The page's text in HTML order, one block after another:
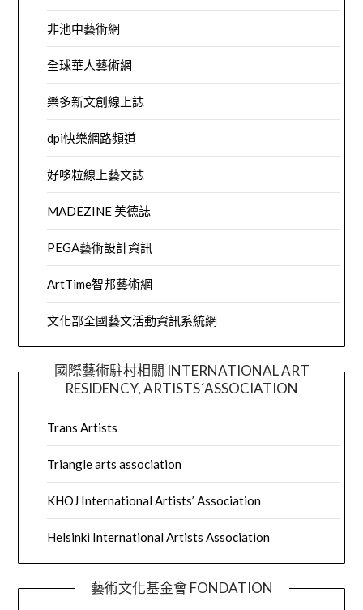
非池中藝術網
全球華人藝術網
樂多新文創線上誌
dpi快樂網路頻道
好哆粒線上藝文誌
MADEZINE 美德誌
PEGA藝術設計資訊
ArtTime智邦藝術網
文化部全國藝文活動資訊系統網
國際藝術駐村相關 INTERNATIONAL ART
RESIDENCY, ARTISTS´ASSOCIATION
Trans Artists
Triangle arts association
KHOJ International Artists’ Association
Helsinki International Artists Association
藝術文化基金會 FONDATION